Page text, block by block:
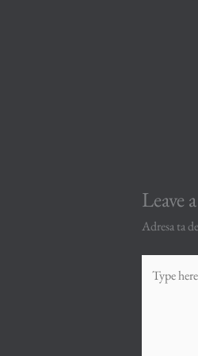
Leave
Adresa ta
here..